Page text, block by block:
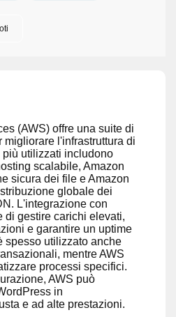
(AWS) offre una suite di
migliorare l'infrastruttura di
utilizzati includono
scalabile, Amazon
sicura dei file e Amazon
globale dei
L'integrazione con
di gestire carichi elevati,
e garantire un uptime
spesso utilizzato anche
mentre AWS
processi specifici.
AWS può
in
e ad alte prestazioni.